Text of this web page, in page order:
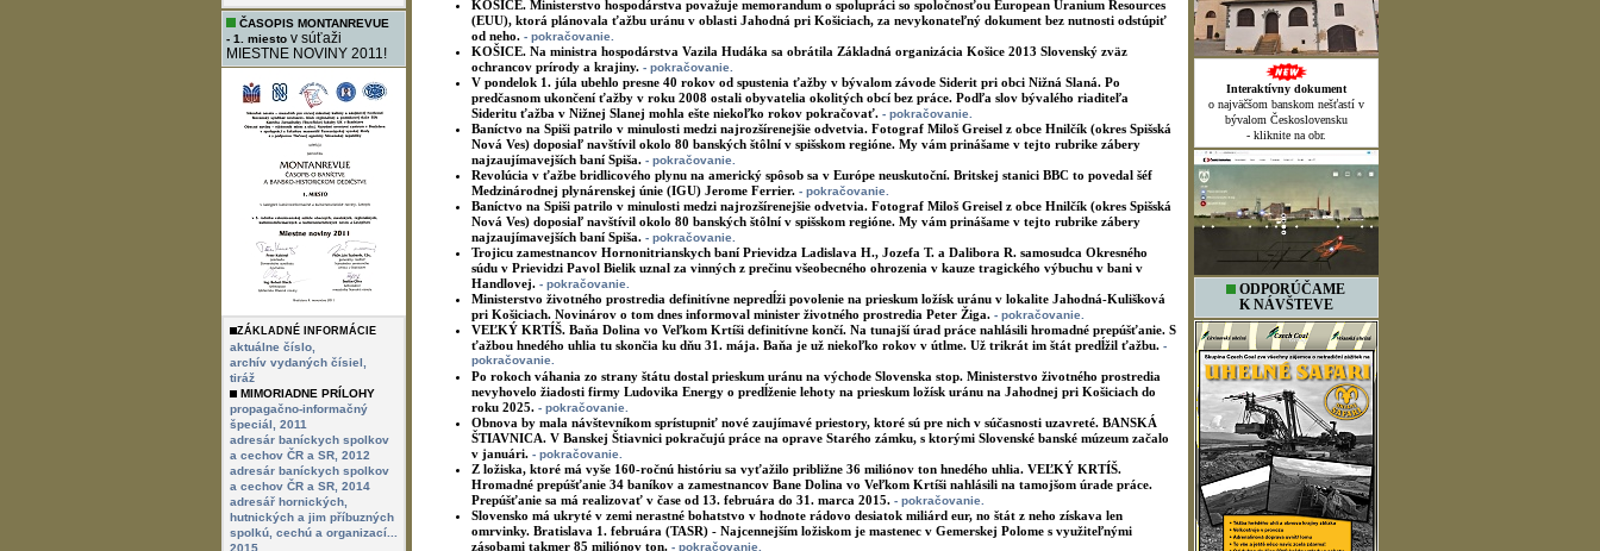
ČASOPIS MONTANREVUE
- 1. miesto v súťaži
MIESTNE NOVINY 2011!
ZÁKLADNÉ INFORMÁCIE
aktuálne číslo,
archív vydaných čísiel,
tiráž
MIMORIADNE PRÍLOHY
propagačno-informačný
špeciál, 2011
adresár baníckych spolkov
a cechov ČR a SR, 2012
adresár baníckych spolkov
a cechov ČR a SR, 2014
adresář hornických,
hutnických a jim příbuzných
spolkú, cechú a organizací...
2015
Interaktívny dokument
o najväčšom banskom nešťastí v
bývalom Československu
- kliknite na obr.
ODPORÚČAME
K NÁVŠTEVE
KOŠICE. Ministerstvo hospodárstva považuje memorandum o spolupráci so spoločnosťou European Uranium Resources
(EUU), ktorá plánovala ťažbu uránu v oblasti Jahodná pri Košiciach, za nevykonateľný dokument bez nutnosti odstúpiť
od neho. - pokračovanie.
KOŠICE. Na ministra hospodárstva Vazila Hudáka sa obrátila Základná organizácia Košice 2013 Slovenský zväz
ochrancov prírody a krajiny. - pokračovanie.
V pondelok 1. júla ubehlo presne 40 rokov od spustenia ťažby v bývalom závode Siderit pri obci Nižná Slaná. Po
predčasnom ukončení ťažby v roku 2008 ostali obyvatelia okolitých obcí bez práce. Podľa slov bývalého riaditeľa
Sideritu ťažba v Nižnej Slanej mohla ešte niekoľko rokov pokračovať. - pokračovanie.
Baníctvo na Spiši patrilo v minulosti medzi najrozšírenejšie odvetvia. Fotograf Miloš Greisel z obce Hnilčík (okres Spišská
Nová Ves) doposiaľ navštívil okolo 80 banských štôlní v spišskom regióne. My vám prinášame v tejto rubrike zábery
najzaujímavejších baní Spiša. - pokračovanie.
Revolúcia v ťažbe bridlicového plynu na americký spôsob sa v Európe neuskutoční. Britskej stanici BBC to povedal šéf
Medzinárodnej plynárenskej únie (IGU) Jerome Ferrier. - pokračovanie.
Baníctvo na Spiši patrilo v minulosti medzi najrozšírenejšie odvetvia. Fotograf Miloš Greisel z obce Hnilčík (okres Spišská
Nová Ves) doposiaľ navštívil okolo 80 banských štôlní v spišskom regióne. My vám prinášame v tejto rubrike zábery
najzaujímavejších baní Spiša. - pokračovanie.
Trojicu zamestnancov Hornonitrianskych baní Prievidza Ladislava H., Jozefa T. a Dalibora R. samosudca Okresného
súdu v Prievidzi Pavol Bielik uznal za vinných z prečinu všeobecného ohrozenia v kauze tragického výbuchu v bani v
Handlovej. - pokračovanie.
Ministerstvo životného prostredia definitívne nepredĺži povolenie na prieskum ložísk uránu v lokalite Jahodná-Kulišková
pri Košiciach. Novinárov o tom dnes informoval minister životného prostredia Peter Žiga. - pokračovanie.
VEĽKÝ KRTÍŠ. Baňa Dolina vo Veľkom Krtíši definitívne končí. Na tunajší úrad práce nahlásili hromadné prepúšťanie. S
ťažbou hnedého uhlia tu skončia ku dňu 31. mája. Baňa je už niekoľko rokov v útlme. Už trikrát im štát predĺžil ťažbu. -
pokračovanie.
Po rokoch váhania zo strany štátu dostal prieskum uránu na východe Slovenska stop. Ministerstvo životného prostredia
nevyhovelo žiadosti firmy Ludovika Energy o predĺženie lehoty na prieskum ložísk uránu na Jahodnej pri Košiciach do
roku 2025. - pokračovanie.
Obnova by mala návštevníkom sprístupniť nové zaujímavé priestory, ktoré sú pre nich v súčasnosti uzavreté. BANSKÁ
ŠTIAVNICA. V Banskej Štiavnici pokračujú práce na oprave Starého zámku, s ktorými Slovenské banské múzeum začalo
v januári. - pokračovanie.
Z ložiska, ktoré má vyše 160-ročnú históriu sa vyťažilo približne 36 miliónov ton hnedého uhlia. VEĽKÝ KRTÍŠ.
Hromadné prepúšťanie 34 baníkov a zamestnancov Bane Dolina vo Veľkom Krtíši nahlásili na tamojšom úrade práce.
Prepúšťanie sa má realizovať v čase od 13. februára do 31. marca 2015. - pokračovanie.
Slovensko má ukryté v zemi nerastné bohatstvo v hodnote rádovo desiatok miliárd eur, no štát z neho získava len
omrvinky. Bratislava 1. februára (TASR) - Najcennejším ložiskom je mastenec v Gemerskej Polome s využiteľnými
zásobami takmer 85 miliónov ton. - pokračovanie.